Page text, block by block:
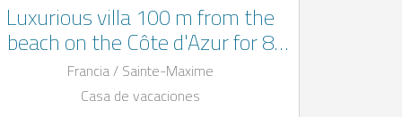
Luxurious villa 100 m from the
beach on the Côte d'Azur for 8
people with outdoor pool
Francia / Sainte-Maxime
Casa de vacaciones